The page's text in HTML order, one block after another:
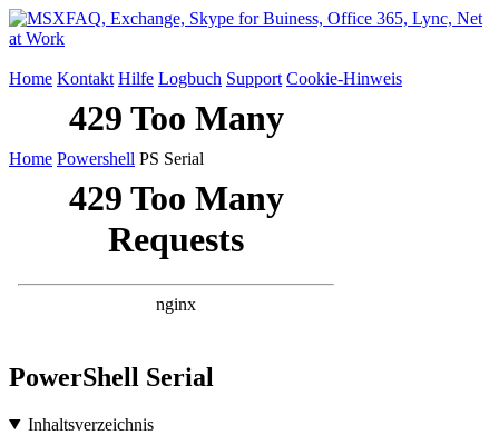
Home Kontakt Hilfe Logbuch Support Cookie-Hinweis
Home Powershell PS Serial
PowerShell Serial
Inhaltsverzeichnis